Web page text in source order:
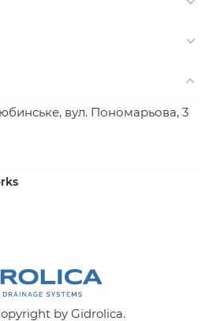
вул. Пономарьова, 3
by Gidrolica.